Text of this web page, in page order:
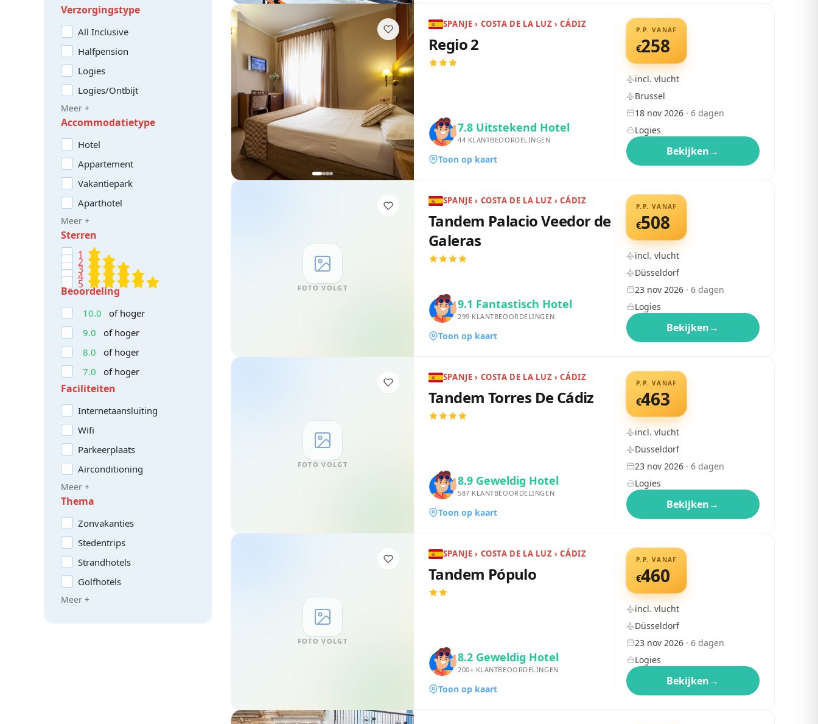
Verzorgingstype
All Inclusive
Halfpension
Logies
Logies/Ontbijt
Meer +
Accommodatietype
Hotel
Appartement
Vakantiepark
Aparthotel
Meer +
Sterren
1
2
3
4
5
Beoordeling
10.0
of hoger
9.0
of hoger
8.0
of hoger
7.0
of hoger
Faciliteiten
Internetaansluiting
Wifi
Parkeerplaats
Airconditioning
Meer +
Thema
Zonvakanties
Stedentrips
Strandhotels
Golfhotels
Meer +
SPANJE › COSTA DE LA LUZ › CÁDIZ
Regio 2
7.8 Uitstekend Hotel
44 KLANTBEOORDELINGEN
Toon op kaart
P.P. VANAF
€258
incl. vlucht
Brussel
18 nov 2026· 6dagen
Logies
Bekijken→
FOTO VOLGT
SPANJE › COSTA DE LA LUZ › CÁDIZ
Tandem Palacio Veedor de
Galeras
9.1 Fantastisch Hotel
299 KLANTBEOORDELINGEN
Toon op kaart
P.P. VANAF
€508
incl. vlucht
Düsseldorf
23 nov 2026· 6dagen
Logies
Bekijken→
FOTO VOLGT
SPANJE › COSTA DE LA LUZ › CÁDIZ
Tandem Torres De Cádiz
8.9 Geweldig Hotel
587 KLANTBEOORDELINGEN
Toon op kaart
P.P. VANAF
€463
incl. vlucht
Düsseldorf
23 nov 2026· 6dagen
Logies
Bekijken→
FOTO VOLGT
SPANJE › COSTA DE LA LUZ › CÁDIZ
Tandem Pópulo
8.2 Geweldig Hotel
200+ KLANTBEOORDELINGEN
Toon op kaart
P.P. VANAF
€460
incl. vlucht
Düsseldorf
23 nov 2026· 6dagen
Logies
Bekijken→